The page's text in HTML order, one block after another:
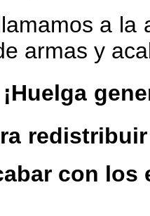
a la
armas y
¡Huelga
con los